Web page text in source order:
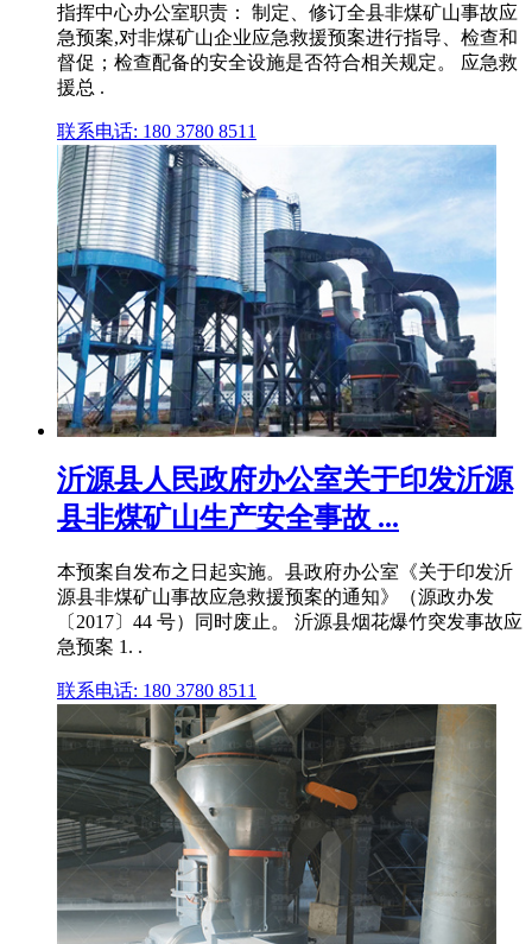
指挥中心办公室职责： 制定、修订全县非煤矿山事故应
急预案,对非煤矿山企业应急救援预案进行指导、检查和
督促；检查配备的安全设施是否符合相关规定。 应急救
援总 .
联系电话: 180 3780 8511
沂源县人民政府办公室关于印发沂源
县非煤矿山生产安全事故 ...
本预案自发布之日起实施。县政府办公室《关于印发沂
源县非煤矿山事故应急救援预案的通知》（源政办发
〔2017〕44 号）同时废止。 沂源县烟花爆竹突发事故应
急预案 1. .
联系电话: 180 3780 8511